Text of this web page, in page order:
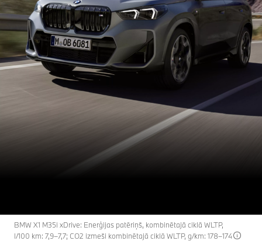
THE
X1
BMW X1 M35i xDrive.
Atklājiet tūlīt
BMW X1 M35i xDrive: Enerģijas patēriņš, kombinētajā ciklā WLTP,
l/100 km: 7,9–7,7; CO2 izmeši kombinētajā ciklā WLTP, g/km: 178–174